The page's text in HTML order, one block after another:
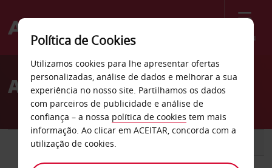
Menu
Welcome
AvisAluguer de carros Staad
CARRO
Política de Cookies
Utilizamos cookies para lhe apresentar ofertas
personalizadas, análise de dados e melhorar a sua
experiência no nosso site. Partilhamos os dados
com parceiros de publicidade e análise de
confiança – a nossa política de cookies tem mais
informação. Ao clicar em ACEITAR, concorda com a
utilização de cookies.